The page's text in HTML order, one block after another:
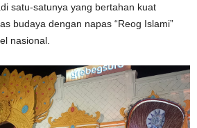
satu-satunya yang bertahan kuat
budaya dengan napas “Reog Islami”
nasional.